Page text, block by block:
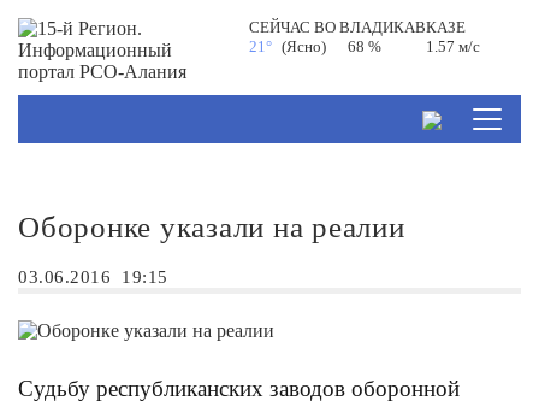
СЕЙЧАС ВОВЛАДИКАВКАЗЕ
21° (Ясно) 68 % 1.57 м/с
Оборонке указали на реалии
03.06.2016 19:15
Судьбу республиканских заводов оборонной